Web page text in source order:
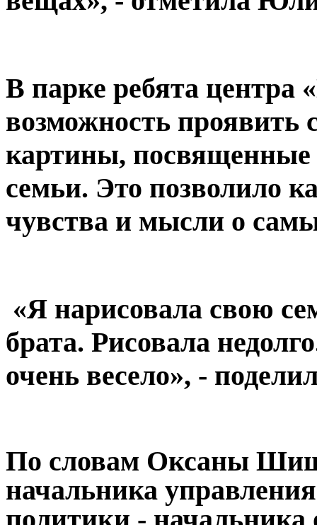
В парке ребята центра
возможность проявить
картины,
семьи. Это позволило
чувства и мысли о
«Я нарисовала свою
брата. Рисовала
очень весело», -
По словам Оксаны
начальника